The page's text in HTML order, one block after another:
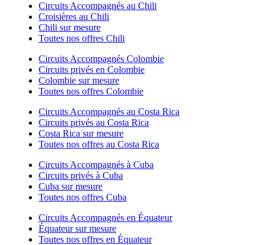
Circuits Accompagnés au Chili
Croisières au Chili
Chili sur mesure
Toutes nos offres Chili
Circuits Accompagnés Colombie
Circuits privés en Colombie
Colombie sur mesure
Toutes nos offres Colombie
Circuits Accompagnés au Costa Rica
Circuits privés au Costa Rica
Costa Rica sur mesure
Toutes nos offres au Costa Rica
Circuits Accompagnés à Cuba
Circuits privés à Cuba
Cuba sur mesure
Toutes nos offres Cuba
Circuits Accompagnés en Équateur
Équateur sur mesure
Toutes nos offres en Équateur